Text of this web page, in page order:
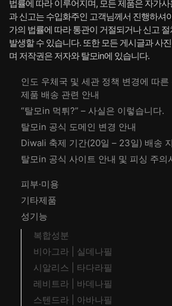
법률에 따라 이루어지며, 모든 제품은 자가
과 신고는 수입화주인 고객님께서 진행하셔
가의 법률에 따라 통관이 거절되거나 신고
발생할 수 있습니다. 또한 모든 게시글과 사
며 저작권은 저자와 탈모in에 있습니다.
인도 우체국 및 세관 정책 변경에 따
제품 배송 관련 안내
“탈모in 먹튀?” – 사실은 이렇습니다.
탈모in 공식 도메인 변경 안내
Diwali 축제 기간(20일 – 23일) 배송
탈모in 공식 사이트 안내 및 피싱 주의
피부·미용
기타제품
성기능
복합성분
비아그라 | 실데나필
시알리스 | 타다라필
레비트라 | 바데나필
스텐드라 | 아바나필